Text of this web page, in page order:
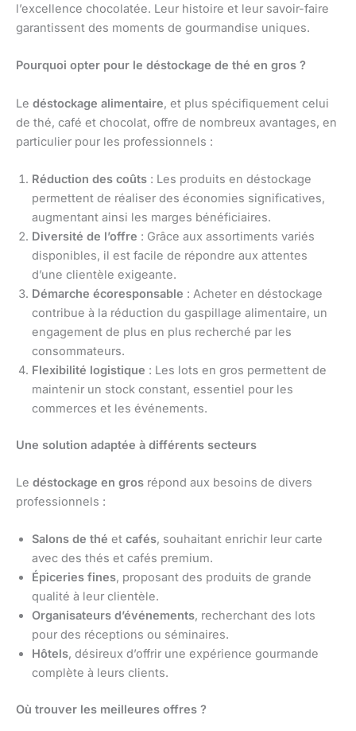
l’excellence chocolatée. Leur histoire et leur savoir-faire
garantissent des moments de gourmandise uniques.
Pourquoi opter pour le déstockage de thé en gros ?
Le déstockage alimentaire, et plus spécifiquement celui
de thé, café et chocolat, offre de nombreux avantages, en
particulier pour les professionnels :
Réduction des coûts : Les produits en déstockage
permettent de réaliser des économies significatives,
augmentant ainsi les marges bénéficiaires.
Diversité de l’offre : Grâce aux assortiments variés
disponibles, il est facile de répondre aux attentes
d’une clientèle exigeante.
Démarche écoresponsable : Acheter en déstockage
contribue à la réduction du gaspillage alimentaire, un
engagement de plus en plus recherché par les
consommateurs.
Flexibilité logistique : Les lots en gros permettent de
maintenir un stock constant, essentiel pour les
commerces et les événements.
Une solution adaptée à différents secteurs
Le déstockage en gros répond aux besoins de divers
professionnels :
Salons de thé et cafés, souhaitant enrichir leur carte
avec des thés et cafés premium.
Épiceries fines, proposant des produits de grande
qualité à leur clientèle.
Organisateurs d’événements, recherchant des lots
pour des réceptions ou séminaires.
Hôtels, désireux d’offrir une expérience gourmande
complète à leurs clients.
Où trouver les meilleures offres ?